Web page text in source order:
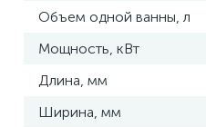
Объем одной ванны, л
Мощность, кВт
Длина, мм
Ширина, мм